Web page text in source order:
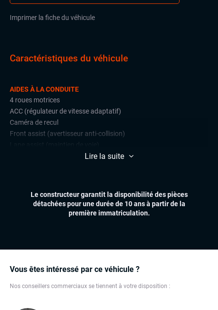
Imprimer la fiche du véhicule
Vous êtes intéressé par ce véhicule ?
Nos conseillers commerciaux se tiennent à votre disposition :
Caractéristiques du véhicule
AIDES À LA CONDUITE
4 roues motrices
ACC (régulateur de vitesse adaptatif)
Caméra de recul
Front assist (avertisseur anti-collision)
Virtual cockpit (live cockpit, compteur digital)
Lire la suite
Le constructeur garantit la disponibilité des pièces
détachées pour une durée de 10 ans à partir de la
première immatriculation.